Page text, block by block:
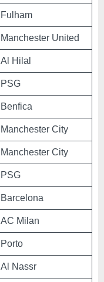
Fulham
Manchester United
Al Hilal
PSG
Benfica
Manchester City
Manchester City
PSG
Barcelona
AC Milan
Porto
Al Nassr